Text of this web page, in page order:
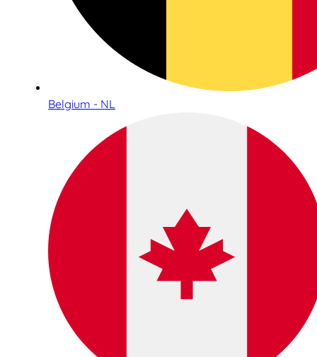
Belgium - NL